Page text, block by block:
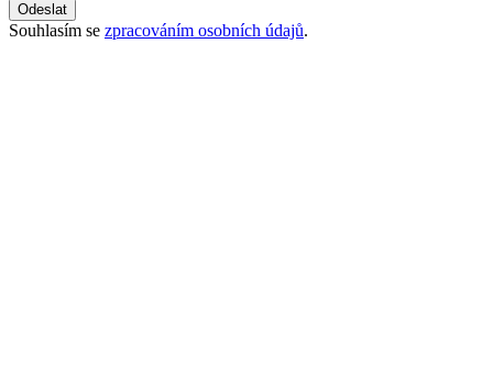
Odeslat
Souhlasím se zpracováním osobních údajů.